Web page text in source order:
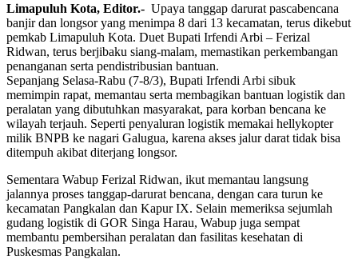
Limapuluh Kota, Editor.- Upaya tanggap darurat pascabencana
banjir dan longsor yang menimpa 8 dari 13 kecamatan, terus dikebut
pemkab Limapuluh Kota. Duet Bupati Irfendi Arbi – Ferizal
Ridwan, terus berjibaku siang-malam, memastikan perkembangan
penanganan serta pendistribusian bantuan.
Sepanjang Selasa-Rabu (7-8/3), Bupati Irfendi Arbi sibuk
memimpin rapat, memantau serta membagikan bantuan logistik dan
peralatan yang dibutuhkan masyarakat, para korban bencana ke
wilayah terjauh. Seperti penyaluran logistik memakai hellykopter
milik BNPB ke nagari Galugua, karena akses jalur darat tidak bisa
ditempuh akibat diterjang longsor.
Sementara Wabup Ferizal Ridwan, ikut memantau langsung
jalannya proses tanggap-darurat bencana, dengan cara turun ke
kecamatan Pangkalan dan Kapur IX. Selain memeriksa sejumlah
gudang logistik di GOR Singa Harau, Wabup juga sempat
membantu pembersihan peralatan dan fasilitas kesehatan di
Puskesmas Pangkalan.